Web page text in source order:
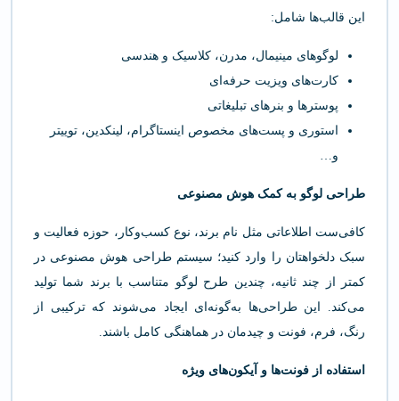
این قالب‌ها شامل:
لوگوهای مینیمال، مدرن، کلاسیک و هندسی
کارت‌های ویزیت حرفه‌ای
پوسترها و بنرهای تبلیغاتی
استوری و پست‌های مخصوص اینستاگرام، لینکدین، توییتر
و…
طراحی لوگو به کمک هوش مصنوعی
کافی‌ست اطلاعاتی مثل نام برند، نوع کسب‌وکار، حوزه فعالیت و
سبک دلخواهتان را وارد کنید؛ سیستم طراحی هوش مصنوعی در
کمتر از چند ثانیه، چندین طرح لوگو متناسب با برند شما تولید
می‌کند. این طراحی‌ها به‌گونه‌ای ایجاد می‌شوند که ترکیبی از
رنگ، فرم، فونت و چیدمان در هماهنگی کامل باشند.
استفاده از فونت‌ها و آیکون‌های ویژه